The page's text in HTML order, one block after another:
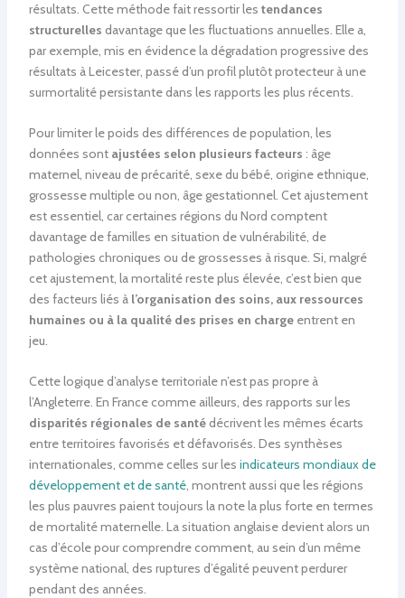
résultats. Cette méthode fait ressortir les tendances
structurelles davantage que les fluctuations annuelles. Elle a,
par exemple, mis en évidence la dégradation progressive des
résultats à Leicester, passé d’un profil plutôt protecteur à une
surmortalité persistante dans les rapports les plus récents.
Pour limiter le poids des différences de population, les
données sont ajustées selon plusieurs facteurs : âge
maternel, niveau de précarité, sexe du bébé, origine ethnique,
grossesse multiple ou non, âge gestationnel. Cet ajustement
est essentiel, car certaines régions du Nord comptent
davantage de familles en situation de vulnérabilité, de
pathologies chroniques ou de grossesses à risque. Si, malgré
cet ajustement, la mortalité reste plus élevée, c’est bien que
des facteurs liés à l’organisation des soins, aux ressources
humaines ou à la qualité des prises en chargeentrent en
jeu.
Cette logique d’analyse territoriale n’est pas propre à
l’Angleterre. En France comme ailleurs, des rapports sur les
disparités régionales de santédécrivent les mêmes écarts
entre territoires favorisés et défavorisés. Des synthèses
internationales, comme celles sur les indicateurs mondiaux de
développement et de santé, montrent aussi que les régions
les plus pauvres paient toujours la note la plus forte en termes
de mortalité maternelle. La situation anglaise devient alors un
cas d’école pour comprendre comment, au sein d’un même
système national, des ruptures d’égalité peuvent perdurer
pendant des années.